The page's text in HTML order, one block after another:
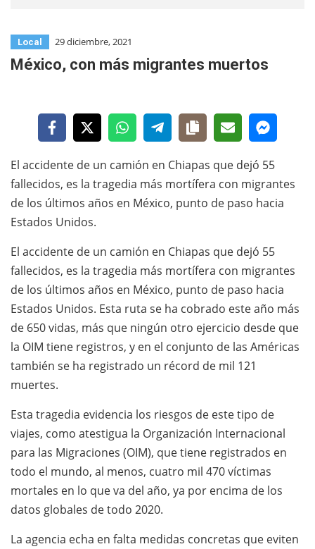
Local 29 diciembre, 2021
México, con más migrantes muertos
El accidente de un camión en Chiapas que dejó 55
fallecidos, es la tragedia más mortífera con migrantes
de los últimos años en México, punto de paso hacia
Estados Unidos.
El accidente de un camión en Chiapas que dejó 55
fallecidos, es la tragedia más mortífera con migrantes
de los últimos años en México, punto de paso hacia
Estados Unidos. Esta ruta se ha cobrado este año más
de 650 vidas, más que ningún otro ejercicio desde que
la OIM tiene registros, y en el conjunto de las Américas
también se ha registrado un récord de mil 121
muertes.
Esta tragedia evidencia los riesgos de este tipo de
viajes, como atestigua la Organización Internacional
para las Migraciones (OIM), que tiene registrados en
todo el mundo, al menos, cuatro mil 470 víctimas
mortales en lo que va del año, ya por encima de los
datos globales de todo 2020.
La agencia echa en falta medidas concretas que eviten